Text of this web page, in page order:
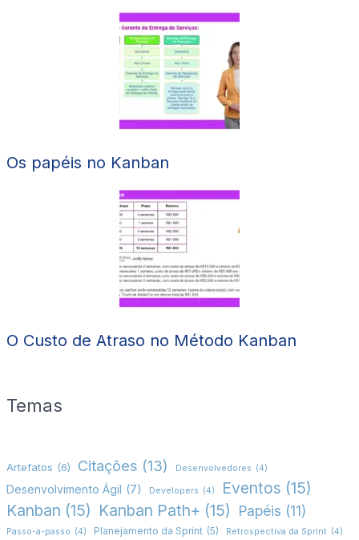
Os papéis no Kanban
O Custo de Atraso no Método Kanban
Temas
Artefatos (6) Citações (13) Desenvolvedores (4)
Desenvolvimento Ágil (7) Developers (4) Eventos (15)
Kanban (15) Kanban Path+ (15) Papéis (11)
Passo-a-passo (4) Planejamento da Sprint (5) Retrospectiva da Sprint (4)